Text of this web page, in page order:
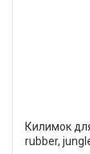
Килимок
rubber,